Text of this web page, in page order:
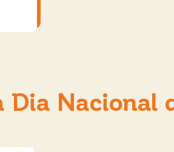
Dia Nacional